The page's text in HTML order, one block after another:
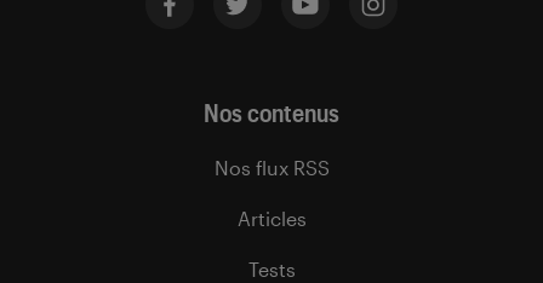
Nos contenus
Nos flux RSS
Articles
Tests